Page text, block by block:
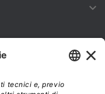

aggiornato sulle